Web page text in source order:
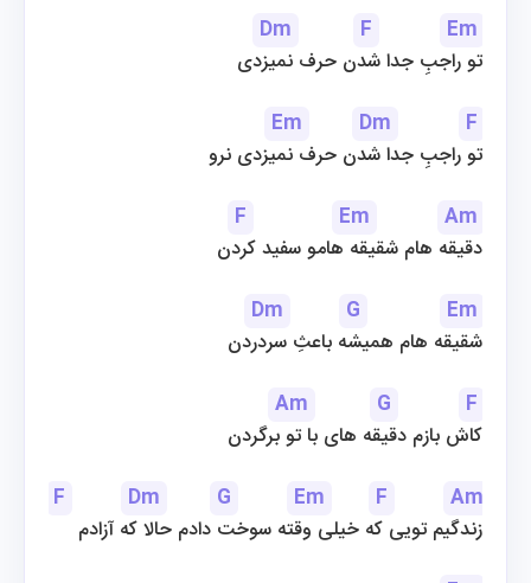
Dm
F
Em
تو راجبِ جدا شدن حرف نمیزدی
Em
Dm
F
تو راجبِ جدا شدن حرف نمیزدی نرو
F
Em
Am
دقیقه هام شقیقه هامو سفید کردن
Dm
G
Em
شقیقه هام همیشه باعثِ سردردن
Am
G
F
کاش بازم دقیقه های با تو برگردن
F
Dm G Em F
Am
زندگیم تویی که خیلی وقته سوخت دادم حالا که آزادم